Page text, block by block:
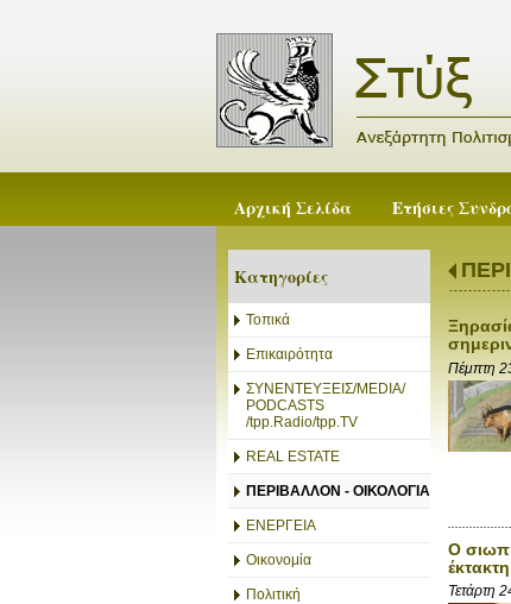
Αρχική Σελίδα Ετήσιες
Κατηγορίες
Τοπικά
Επικαιρότητα
ΣΥΝΕΝΤΕΥΞΕΙΣ/MEDIA/
PODCASTS
/tpp.Radio/tpp.TV
REAL ESTATE
ΠΕΡΙΒΑΛΛΟΝ - ΟΙΚΟΛΟΓΙΑ
ΕΝΕΡΓΕΙΑ
Οικονομία
Πολιτική
Πέμπτη
Ο
Τετάρτη